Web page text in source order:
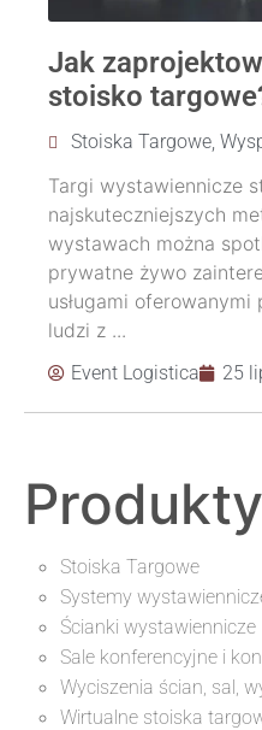
Jak
stoisko
Stoiska Targowe
Targi wystawiennicze
najskuteczniejszych
wystawach można
prywatne żywo
usługami
ludzi z ...
Event Logistica 25
Produkty
Stoiska Targowe
Systemy
Ścianki wystawiennicze
Sale konferencyjne i
Wyciszenia ścian, sal,
Wirtualne stoiska